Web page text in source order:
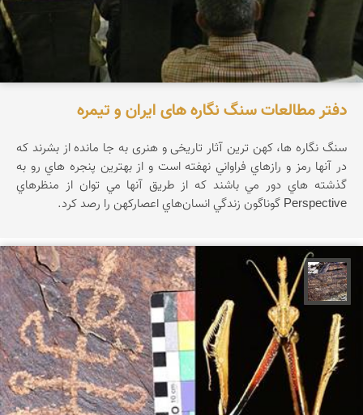
دفتر مطالعات سنگ نگاره های ایران و تیمره
سنگ نگاره ها، كهن ترين آثار تاریخی و هنری به جا مانده از بشرند كه
در آنها رمز و رازهاي فراواني نهفته است و از بهترين پنجره هاي رو به
گذشته هاي دور مي باشند كه از طريق آنها مي توان از منظرهاي
Perspective گوناگون زندگي انسان‌هاي اعصاركهن را رصد كرد.
محمد ناصری فرد